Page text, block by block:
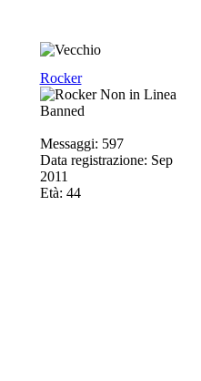
Rocker
Banned
Messaggi: 597
Data registrazione: Sep
2011
Età: 44